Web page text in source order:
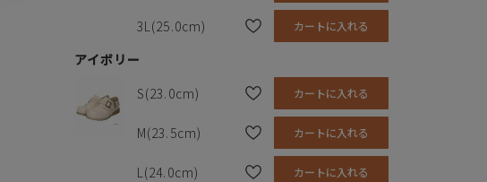
3L(25.0cm) カートに入れる
アイボリー
S(23.0cm)
カートに入れる
M(23.5cm) カートに入れる
L(24.0cm) カートに入れる